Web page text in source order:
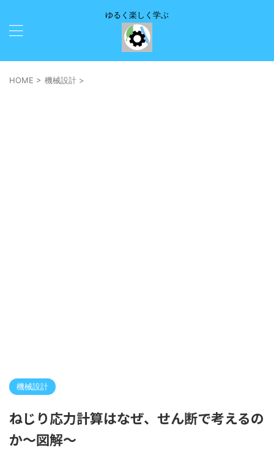
ゆるく楽しく学ぶ
HOME > 機械設計 >
機械設計
ねじり応力計算はなぜ、せん断で考えるの
か～図解～